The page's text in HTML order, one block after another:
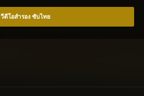
วีดีโอสำรอง ซับไทย